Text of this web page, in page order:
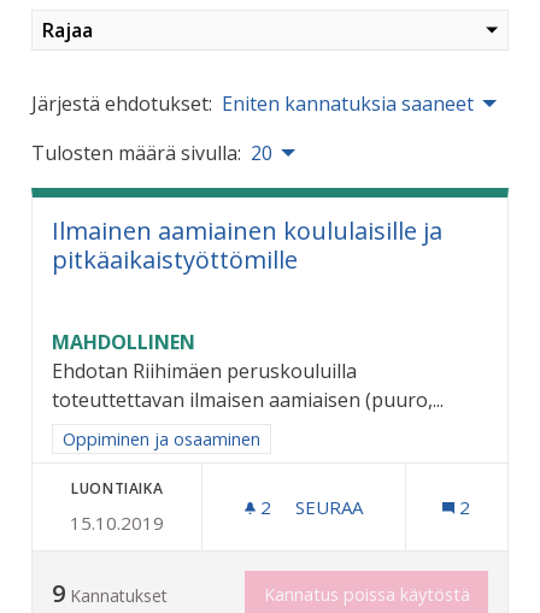
Rajaa
Järjestä ehdotukset: Eniten kannatuksia saaneet
Tulosten määrä sivulla: 20
Ilmainen aamiainen koululaisille ja
pitkäaikaistyöttömille
MAHDOLLINEN
Ehdotan Riihimäen peruskouluilla
toteuttettavan ilmaisen aamiaisen (puuro,...
Rajaa tulokset aihepiirin mukaan: Oppiminen ja osaaminen
Oppiminen ja osaaminen
LUONTIAIKA
15.10.2019
2 2 SEURAAJAA
SEURAA 2
9 Kannatukset Kannatus poissa käytöstä